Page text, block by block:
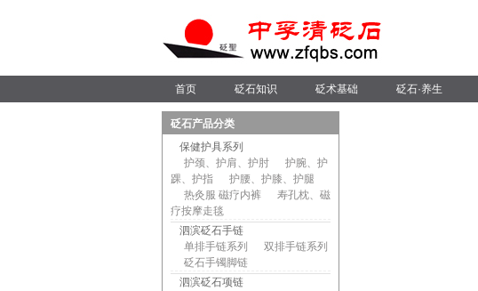
首页 砭石知识 砭术基础 砭石·养生
砭石产品分类
保健护具系列
护颈、护肩、护肘
护腕、护
踝、护指
护腰、护膝、护腿
热灸服 磁疗内裤
寿孔枕、磁
疗按摩走毯
泗滨砭石手链
单排手链系列
双排手链系列
砭石手镯脚链
泗滨砭石项链